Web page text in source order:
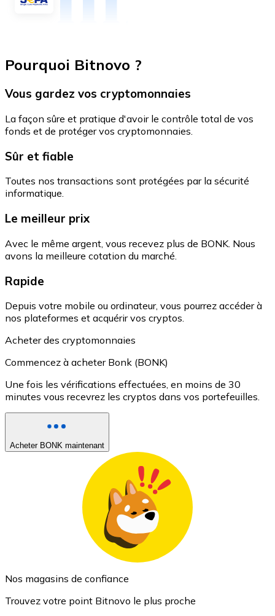
Pourquoi Bitnovo ?
Vous gardez vos cryptomonnaies
La façon sûre et pratique d'avoir le contrôle total de vos
fonds et de protéger vos cryptomonnaies.
Sûr et fiable
Toutes nos transactions sont protégées par la sécurité
informatique.
Le meilleur prix
Avec le même argent, vous recevez plus de BONK. Nous
avons la meilleure cotation du marché.
Rapide
Depuis votre mobile ou ordinateur, vous pourrez accéder à
nos plateformes et acquérir vos cryptos.
Acheter des cryptomonnaies
Commencez à acheter Bonk (BONK)
Une fois les vérifications effectuées, en moins de 30
minutes vous recevrez les cryptos dans vos portefeuilles.
Acheter BONK maintenant
Nos magasins de confiance
Trouvez votre point Bitnovo le plus proche